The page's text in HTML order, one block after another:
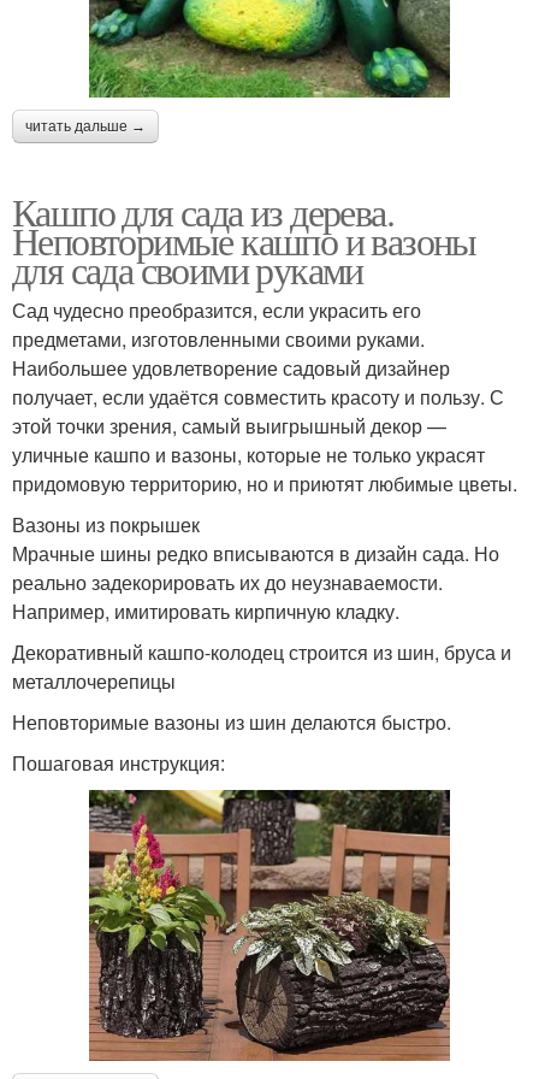
читать дальше →
Кашпо для сада из дерева.
Неповторимые кашпо и вазоны
для сада своими руками
Сад чудесно преобразится, если украсить его
предметами, изготовленными своими руками.
Наибольшее удовлетворение садовый дизайнер
получает, если удаётся совместить красоту и пользу. С
этой точки зрения, самый выигрышный декор —
уличные кашпо и вазоны, которые не только украсят
придомовую территорию, но и приютят любимые цветы.
Вазоны из покрышек
Мрачные шины редко вписываются в дизайн сада. Но
реально задекорировать их до неузнаваемости.
Например, имитировать кирпичную кладку.
Декоративный кашпо-колодец строится из шин, бруса и
металлочерепицы
Неповторимые вазоны из шин делаются быстро.
Пошаговая инструкция: